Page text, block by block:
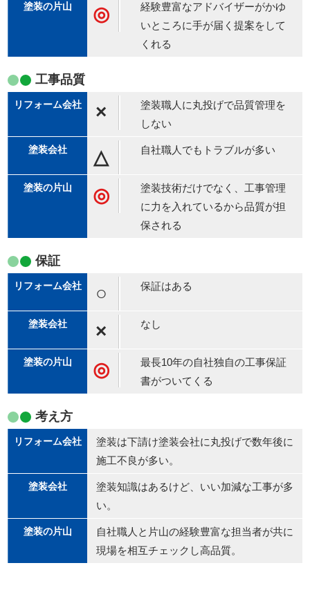
◎
経験豊富なアドバイザーがかゆ
いところに手が届く提案をして
くれる
工事品質
×
塗装職人に丸投げで品質管理を
しない
△ 自社職人でもトラブルが多い
◎
塗装技術だけでなく、工事管理
に力を入れているから品質が担
保される
保証
○ 保証はある
× なし
◎
最長10年の自社独自の工事保証
書がついてくる
考え方
塗装は下請け塗装会社に丸投げで数年後に
施工不良が多い。
塗装知識はあるけど、いい加減な工事が多
い。
自社職人と片山の経験豊富な担当者が共に
現場を相互チェックし高品質。